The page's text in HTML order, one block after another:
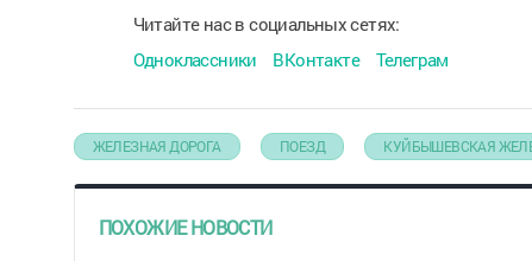
Читайте нас в социальных сетях:
Одноклассники
ВКонтакте Телеграм
ЖЕЛЕЗНАЯ ДОРОГА ПОЕЗД КУЙБЫШЕВСКАЯ
ПОХОЖИЕ НОВОСТИ